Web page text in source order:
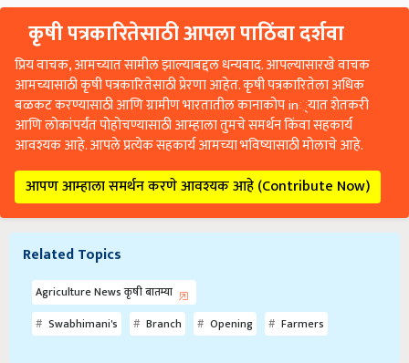
कृषी पत्रकारितेसाठी आपला पाठिंबा दर्शवा
प्रिय वाचक, आमच्यात सामील झाल्याबद्दल धन्यवाद. आपल्यासारखे वाचक
आमच्यासाठी कृषी पत्रकारितेसाठी प्रेरणा आहेत. कृषी पत्रकारितेला अधिक
बळकट करण्यासाठी आणि ग्रामीण भारतातील कानाकोप in्यात शेतकरी
आणि लोकांपर्यंत पोहोचण्यासाठी आम्हाला तुमचे समर्थन किंवा सहकार्य
आवश्यक आहे. आपले प्रत्येक सहकार्य आमच्या भविष्यासाठी मोलाचे आहे.
आपण आम्हाला समर्थन करणे आवश्यक आहे (Contribute Now)
Related Topics
Agriculture News कृषी बातम्या
Swabhimani's
Branch Opening Farmers